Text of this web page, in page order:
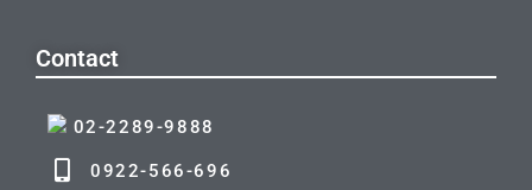
Contact
02-2289-9888
0922-566-696